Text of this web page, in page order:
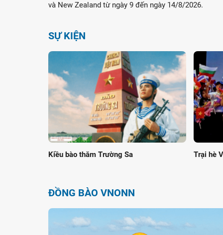
và New Zealand từ ngày 9 đến ngày 14/8/2026.
SỰ KIỆN
Kiều bào thăm Trường Sa Trại hè
ĐỒNG BÀO VNONN